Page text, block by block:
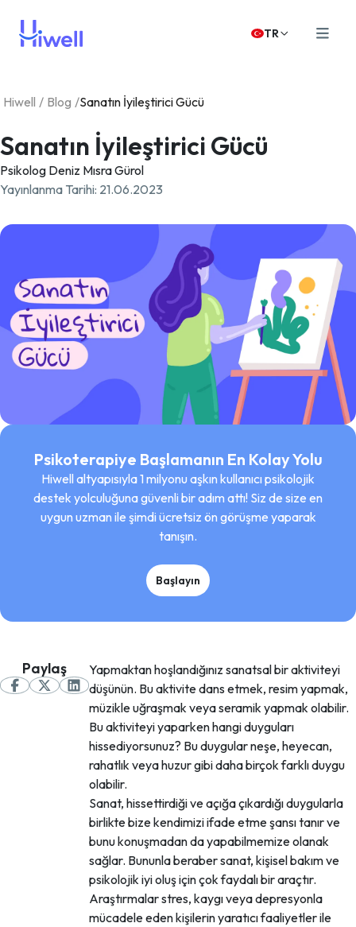
TR
Hiwell / Blog /Sanatın İyileştirici Gücü
Sanatın İyileştirici Gücü
Psikolog Deniz Mısra Gürol
Yayınlanma Tarihi: 21.06.2023
Psikoterapiye Başlamanın En Kolay Yolu
Hiwell altyapısıyla 1 milyonu aşkın kullanıcı psikolojik
destek yolculuğuna güvenli bir adım attı! Siz de size en
uygun uzman ile şimdi ücretsiz ön görüşme yaparak
tanışın.
Başlayın
Paylaş
Yapmaktan hoşlandığınız sanatsal bir aktiviteyi
düşünün. Bu aktivite dans etmek, resim yapmak,
müzikle uğraşmak veya seramik yapmak olabilir.
Bu aktiviteyi yaparken hangi duyguları
hissediyorsunuz? Bu duygular neşe, heyecan,
rahatlık veya huzur gibi daha birçok farklı duygu
olabilir.
Sanat, hissettirdiği ve açığa çıkardığı duygularla
birlikte bize kendimizi ifade etme şansı tanır ve
bunu konuşmadan da yapabilmemize olanak
sağlar. Bununla beraber sanat, kişisel bakım ve
psikolojik iyi oluş için çok faydalı bir araçtır.
Araştırmalar stres, kaygı veya depresyonla
mücadele eden kişilerin yaratıcı faaliyetler ile